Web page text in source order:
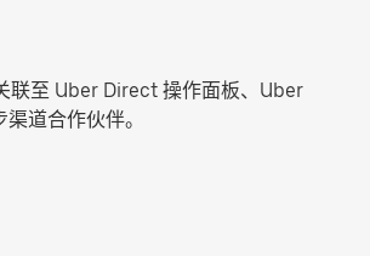
联至 Uber Direct 操作面板、Uber
道合作伙伴。